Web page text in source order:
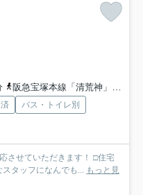
阪急宝塚本線「清荒神」駅 徒歩11分
バス・トイレ別
させていただきます！ □住宅
タッフになんでも... もっと見